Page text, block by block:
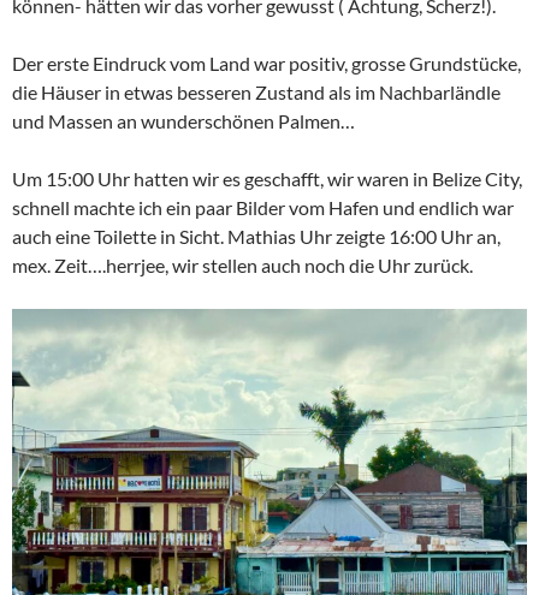
können- hätten wir das vorher gewusst ( Achtung, Scherz!).
Der erste Eindruck vom Land war positiv, grosse Grundstücke,
die Häuser in etwas besseren Zustand als im Nachbarländle
und Massen an wunderschönen Palmen…
Um 15:00 Uhr hatten wir es geschafft, wir waren in Belize City,
schnell machte ich ein paar Bilder vom Hafen und endlich war
auch eine Toilette in Sicht. Mathias Uhr zeigte 16:00 Uhr an,
mex. Zeit….herrjee, wir stellen auch noch die Uhr zurück.